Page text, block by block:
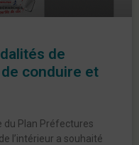
de
conduire et
du Plan Préfectures
l’intérieur a souhaité